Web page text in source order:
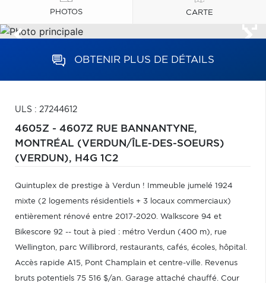
PHOTOS CARTE
OBTENIR PLUS DE DÉTAILS
ULS : 27244612
4605Z - 4607Z RUE BANNANTYNE,
MONTRÉAL (VERDUN/ÎLE-DES-SOEURS)
(VERDUN), H4G 1C2
Quintuplex de prestige à Verdun ! Immeuble jumelé 1924
mixte (2 logements résidentiels + 3 locaux commerciaux)
entièrement rénové entre 2017-2020. Walkscore 94 et
Bikescore 92 -- tout à pied : métro Verdun (400 m), rue
Wellington, parc Willibrord, restaurants, cafés, écoles, hôpital.
Accès rapide A15, Pont Champlain et centre-ville. Revenus
bruts potentiels 75 516 $/an. Garage attaché chauffé. Cour